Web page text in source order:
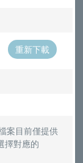
重新下載
案目前僅提供
擇對應的